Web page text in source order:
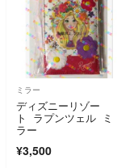
ミラー
ディズニーリゾー
ト ラプンツェル ミ
ラー
¥3,500